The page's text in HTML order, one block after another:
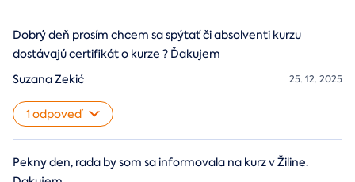
Dobrý deň prosím chcem sa spýtať či absolventi kurzu
dostávajú certifikát o kurze ? Ďakujem
25. 12. 2025
Suzana Zekić
1 odpoveď
Pekny den, rada by som sa informovala na kurz v Žiline.